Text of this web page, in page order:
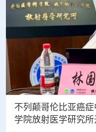
不列颠哥伦比亚癌
学院放射医学研究